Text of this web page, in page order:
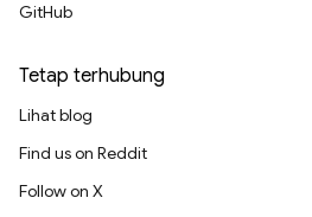
GitHub
Tetap terhubung
Lihat blog
Find us on Reddit
Follow on X